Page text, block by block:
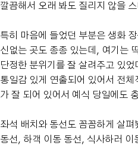
깔끔해서 오래 봐도 질리지 않을
특히 마음에 들었던 부분은 생화
신없는 곳도 종종 있는데, 여기는
단정한 분위기를 잘 살려주고 있
통일감 있게 연출되어 있어서 전
가 잘 되어 있어서 예식 당일에도
좌석 배치와 동선도 꼼꼼하게 살
동선, 하객 이동 동선, 식사하러 이